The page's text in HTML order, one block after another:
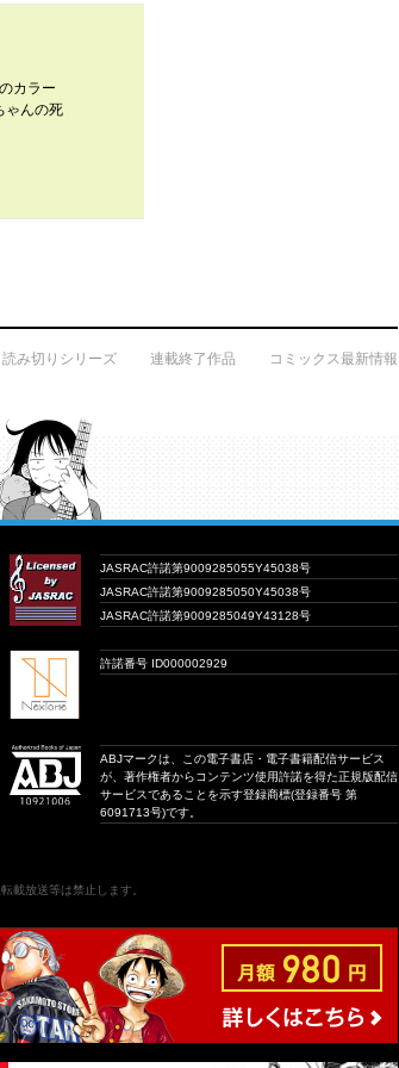
カラー
ゃんの死
読み切りシリーズ 連載終了作品 コミックス最新情報
！
JASRAC許諾第9009285055Y45038号
JASRAC許諾第9009285050Y45038号
JASRAC許諾第9009285049Y43128号
許諾番号 ID000002929
ABJマークは、この電子書店・電子書籍配信サービス
が、著作権者からコンテンツ使用許諾を得た正規版配信
サービスであることを示す登録商標(登録番号 第
6091713号)です。
載放送等は禁止します。